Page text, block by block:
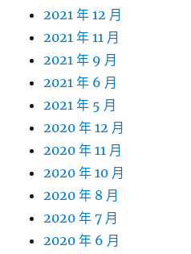
2021 年 12 月
2021 年 11 月
2021 年 9 月
2021 年 6 月
2021 年 5 月
2020 年 12 月
2020 年 11 月
2020 年 10 月
2020 年 8 月
2020 年 7 月
2020 年 6 月